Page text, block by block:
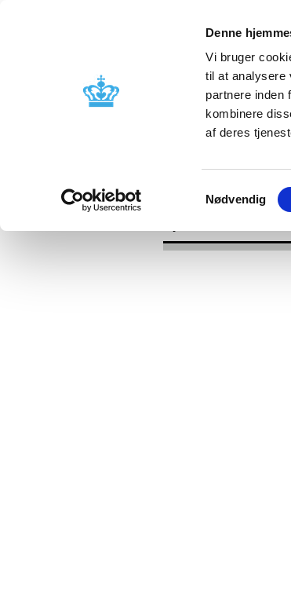
Denne
Vi bruger
til at analysere
partnere inden
kombinere
af deres
Samtykkevalg
Nødvendig
Godkendelse og